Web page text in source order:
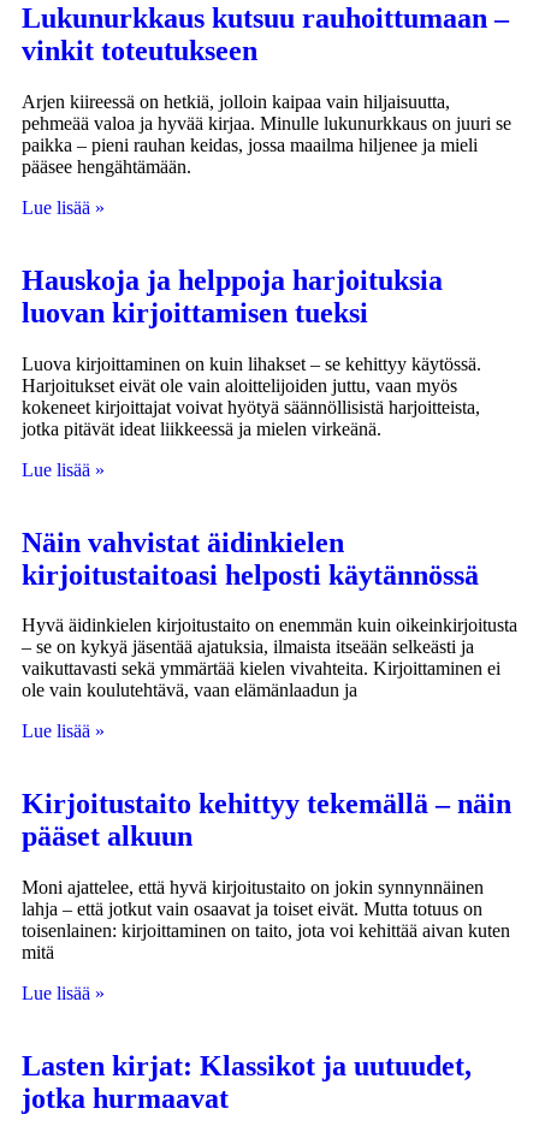
Lukunurkkaus kutsuu rauhoittumaan –
vinkit toteutukseen
Arjen kiireessä on hetkiä, jolloin kaipaa vain hiljaisuutta,
pehmeää valoa ja hyvää kirjaa. Minulle lukunurkkaus on juuri se
paikka – pieni rauhan keidas, jossa maailma hiljenee ja mieli
pääsee hengähtämään.
Lue lisää »
Hauskoja ja helppoja harjoituksia
luovan kirjoittamisen tueksi
Luova kirjoittaminen on kuin lihakset – se kehittyy käytössä.
Harjoitukset eivät ole vain aloittelijoiden juttu, vaan myös
kokeneet kirjoittajat voivat hyötyä säännöllisistä harjoitteista,
jotka pitävät ideat liikkeessä ja mielen virkeänä.
Lue lisää »
Näin vahvistat äidinkielen
kirjoitustaitoasi helposti käytännössä
Hyvä äidinkielen kirjoitustaito on enemmän kuin oikeinkirjoitusta
– se on kykyä jäsentää ajatuksia, ilmaista itseään selkeästi ja
vaikuttavasti sekä ymmärtää kielen vivahteita. Kirjoittaminen ei
ole vain koulutehtävä, vaan elämänlaadun ja
Lue lisää »
Kirjoitustaito kehittyy tekemällä – näin
pääset alkuun
Moni ajattelee, että hyvä kirjoitustaito on jokin synnynnäinen
lahja – että jotkut vain osaavat ja toiset eivät. Mutta totuus on
toisenlainen: kirjoittaminen on taito, jota voi kehittää aivan kuten
mitä
Lue lisää »
Lasten kirjat: Klassikot ja uutuudet,
jotka hurmaavat